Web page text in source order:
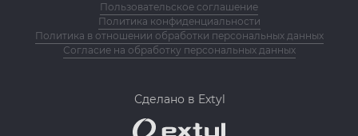
Пользовательское соглашение
Политика конфиденциальности
Политика в отношении обработки персональных данных
Согласие на обработку персональных данных
Сделано в Extyl